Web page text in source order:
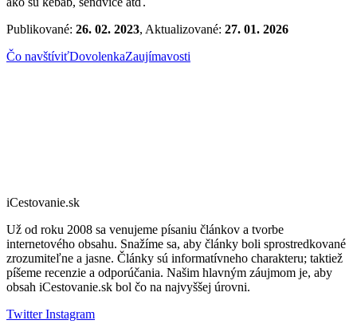
Publikované: 26. 02. 2023, Aktualizované: 27. 01. 2026
Čo navštíviťDovolenkaZaujímavosti
iCestovanie.sk
Už od roku 2008 sa venujeme písaniu článkov a tvorbe
internetového obsahu. Snažíme sa, aby články boli sprostredkované
zrozumiteľne a jasne. Články sú informatívneho charakteru; taktiež
píšeme recenzie a odporúčania. Našim hlavným záujmom je, aby
obsah iCestovanie.sk bol čo na najvyššej úrovni.
TwitterInstagram